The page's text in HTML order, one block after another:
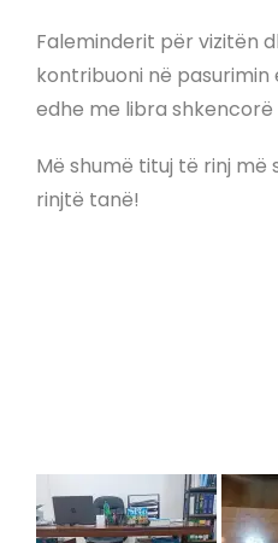
Faleminderit për vizitën
kontribuoni në
edhe me libra shkencorë
Më shumë tituj të rinj më
rinjtë tanë!